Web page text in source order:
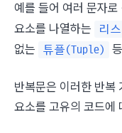
예를 들어 여러 문자로
요소를 나열하는
리
없는
튜플(Tuple)
반복문은 이러한 반복
요소를 고유의 코드에